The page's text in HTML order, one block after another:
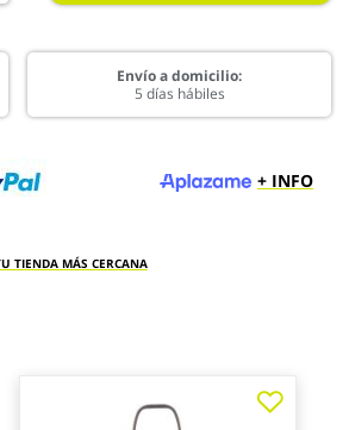
Envío a domicilio:
5 días hábiles
+ INFO
TIENDA MÁS CERCANA